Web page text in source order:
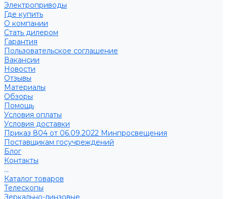
Электроприводы
Где купить
О компании
Стать дилером
Гарантия
Пользовательское соглашение
Вакансии
Новости
Отзывы
Материалы
Обзоры
Помощь
Условия оплаты
Условия доставки
Приказ 804 от 06.09.2022 Минпросвещения
Поставщикам госучреждений
Блог
Контакты
...
Каталог товаров
Телескопы
Зеркально-линзовые